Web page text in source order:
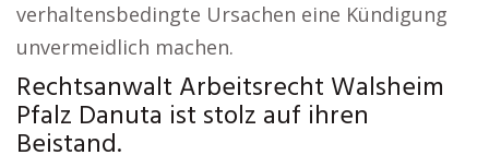
verhaltensbedingte Ursachen eine Kündigung
unvermeidlich machen.
Rechtsanwalt Arbeitsrecht Walsheim
Pfalz Danuta ist stolz auf ihren
Beistand.